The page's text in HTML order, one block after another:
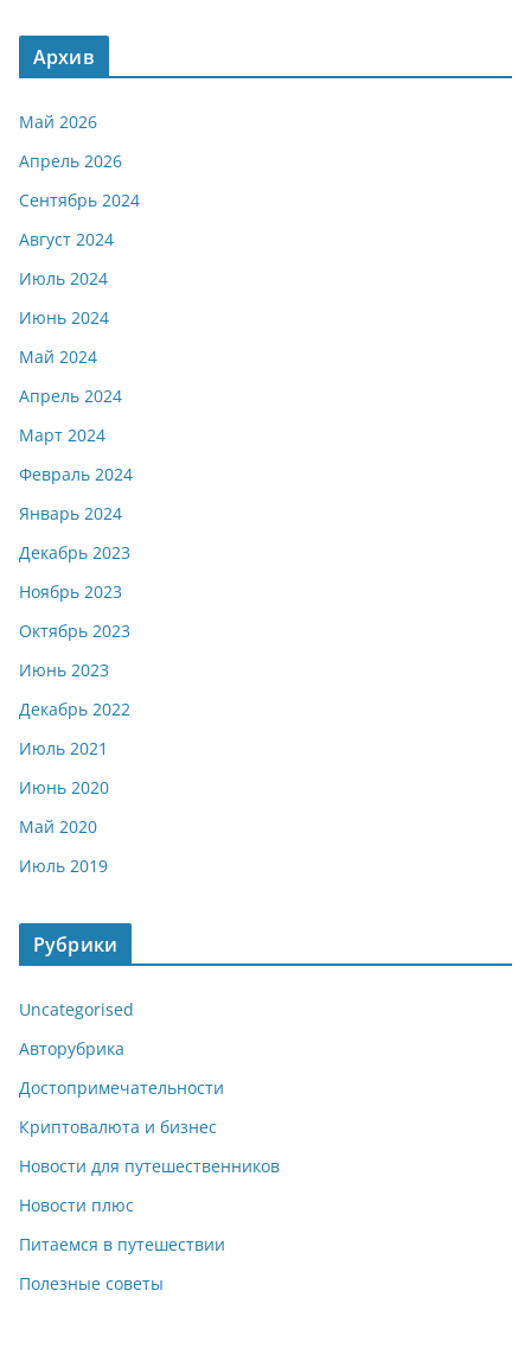
Архив
Май 2026
Апрель 2026
Сентябрь 2024
Август 2024
Июль 2024
Июнь 2024
Май 2024
Апрель 2024
Март 2024
Февраль 2024
Январь 2024
Декабрь 2023
Ноябрь 2023
Октябрь 2023
Июнь 2023
Декабрь 2022
Июль 2021
Июнь 2020
Май 2020
Июль 2019
Рубрики
Uncategorised
Авторубрика
Достопримечательности
Криптовалюта и бизнес
Новости для путешественников
Новости плюс
Питаемся в путешествии
Полезные советы